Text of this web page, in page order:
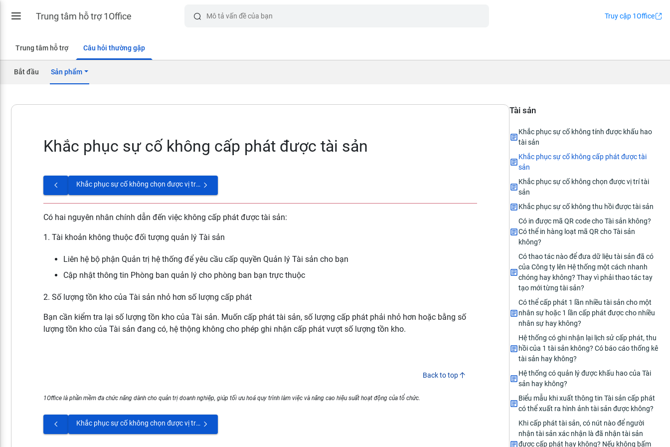
Trung tâm hỗ trợ 1Office Truy cập 1Office
Trung tâm hỗ trợ Câu hỏi thường gặp
Bắt đầu Sản phẩm
Khắc phục sự cố không cấp phát được tài sản
Khắc phục sự cố không chọn được vị trí tài sản
Có hai nguyên nhân chính dẫn đến việc không cấp phát được tài sản:
1. Tài khoản không thuộc đối tượng quản lý Tài sản
Liên hệ bộ phận Quản trị hệ thống để yêu cầu cấp quyền Quản lý Tài sản cho bạn
Cập nhật thông tin Phòng ban quản lý cho phòng ban bạn trực thuộc
2. Số lượng tồn kho của Tài sản nhỏ hơn số lượng cấp phát
Bạn cần kiểm tra lại số lượng tồn kho của Tài sản. Muốn cấp phát tài sản, số lượng cấp phát phải nhỏ hơn hoặc bằng số
lượng tồn kho của Tài sản đang có, hệ thộng không cho phép ghi nhận cấp phát vượt số lượng tồn kho.
Back to top
1Office là phần mềm đa chức năng dành cho quản trị doanh nghiệp, giúp tối ưu hoá quy trình làm việc và nâng cao hiệu suất hoạt động của tổ chức.
Khắc phục sự cố không chọn được vị trí tài sản
Tài sản
Khắc phục sự cố không tính được khấu hao
tài sản
Khắc phục sự cố không cấp phát được tài
sản
Khắc phục sự cố không chọn được vị trí tài
sản
Khắc phục sự cố không thu hồi được tài sản
Có in được mã QR code cho Tài sản không?
Có thể in hàng loạt mã QR cho Tài sản
không?
Có thao tác nào để đưa dữ liệu tài sản đã có
của Công ty lên Hệ thống một cách nhanh
chóng hay không? Thay vì phải thao tác tay
tạo mới từng tài sản?
Có thể cấp phát 1 lần nhiều tài sản cho một
nhân sự hoặc 1 lần cấp phát được cho nhiều
nhân sự hay không?
Hệ thống có ghi nhận lại lịch sử cấp phát, thu
hồi của 1 tài sản không? Có báo cáo thống kê
tài sản hay không?
Hệ thống có quản lý được khấu hao của Tài
sản hay không?
Biểu mẫu khi xuất thông tin Tài sản cấp phát
có thể xuất ra hình ảnh tài sản được không?
Khi cấp phát tài sản, có nút nào để người
nhận tài sản xác nhận là đã nhận tài sản
được cấp phát hay không? Nếu không bấm